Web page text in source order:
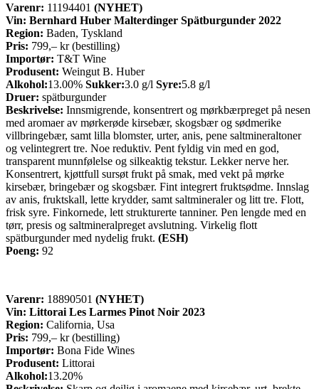
Varenr: 11194401 (NYHET)
Vin: Bernhard Huber Malterdinger Spätburgunder 2022
Region: Baden, Tyskland
Pris: 799,– kr (bestilling)
Importør: T&T Wine
Produsent: Weingut B. Huber
Alkohol:13.00% Sukker:3.0 g/l Syre:5.8 g/l
Druer: spätburgunder
Beskrivelse: Innsmigrende, konsentrert og mørkbærpreget på nesen
med aromaer av mørkerøde kirsebær, skogsbær og sødmerike
villbringebær, samt lilla blomster, urter, anis, pene saltmineraltoner
og velintegrert tre. Noe reduktiv. Pent fyldig vin med en god,
transparent munnfølelse og silkeaktig tekstur. Lekker nerve her.
Konsentrert, kjøttfull sursøt frukt på smak, med vekt på mørke
kirsebær, bringebær og skogsbær. Fint integrert fruktsødme. Innslag
av anis, fruktskall, lette krydder, samt saltmineraler og litt tre. Flott,
frisk syre. Finkornede, lett strukturerte tanniner. Pen lengde med en
tørr, presis og saltmineralpreget avslutning. Virkelig flott
spätburgunder med nydelig frukt. (ESH)
Poeng: 92
Varenr: 18890501 (NYHET)
Vin: Littorai Les Larmes Pinot Noir 2023
Region: California, Usa
Pris: 799,– kr (bestilling)
Importør: Bona Fide Wines
Produsent: Littorai
Alkohol:13.20%